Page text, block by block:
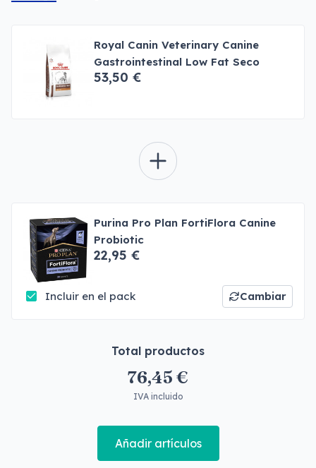
Royal Canin Veterinary Canine
Gastrointestinal Low Fat Seco
53,50 €
Purina Pro Plan FortiFlora Canine
Probiotic
22,95 €
Incluir en el pack Cambiar
Total productos
76,45 €
IVA incluido
Añadir artículos